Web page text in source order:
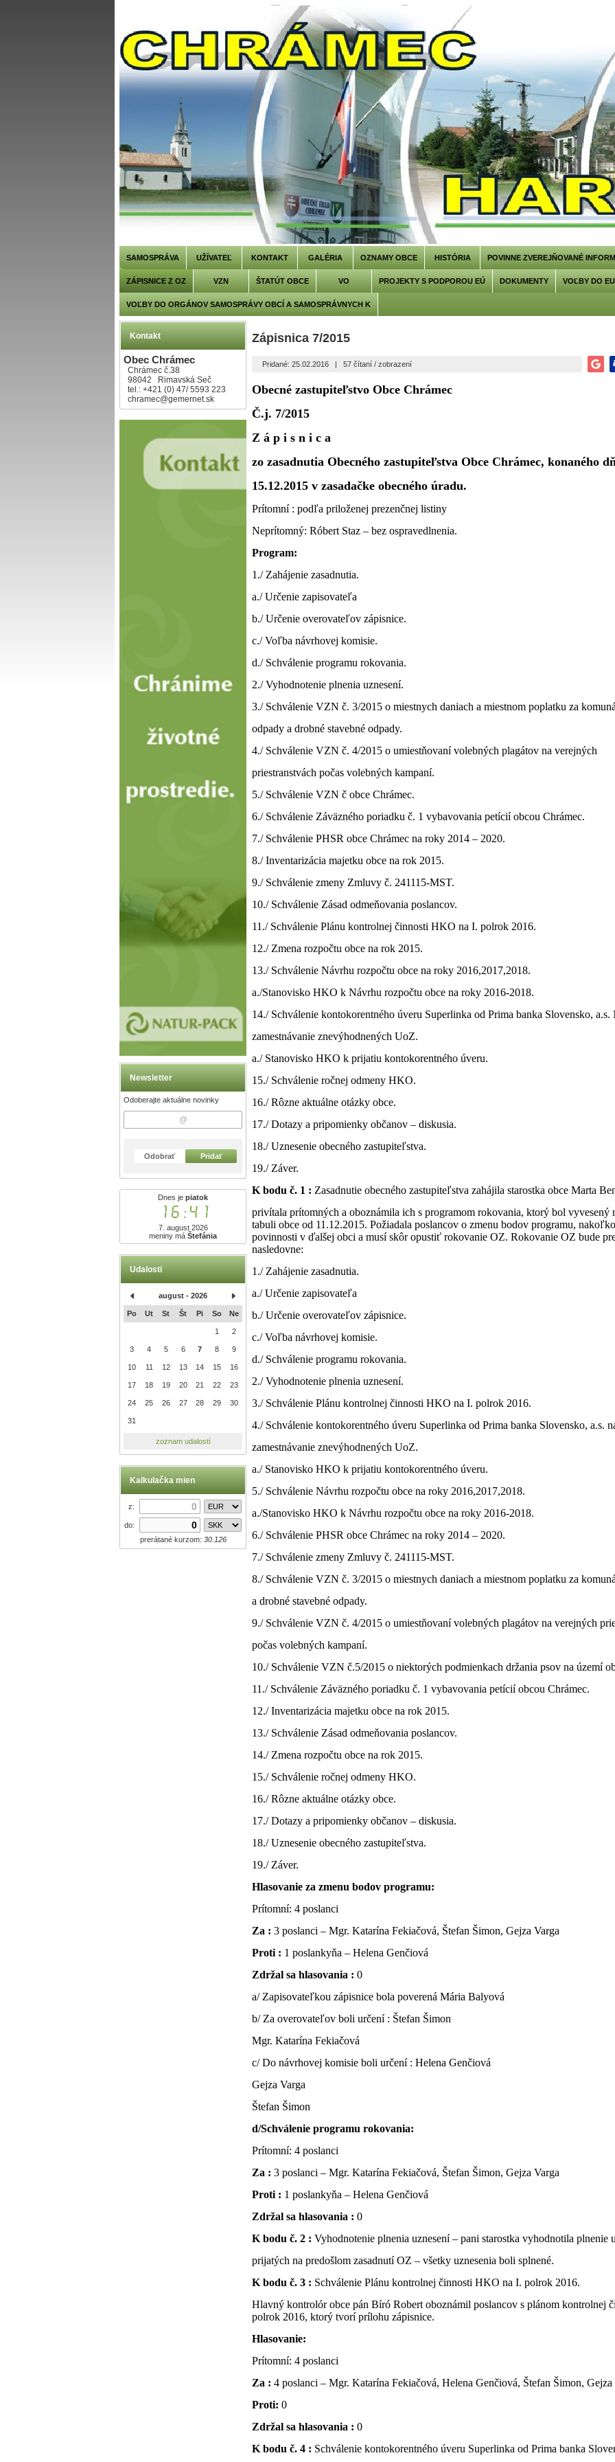
SAMOSPRÁVA UŽÍVATEĽ KONTAKT GALÉRIA OZNAMY OBCE HISTÓRIA POVINNE ZVEREJŇOVANÉ
ZÁPISNICE Z OZ VZN ŠTATÚT OBCE VO PROJEKTY S PODPOROU EÚ DOKUMENTY VOĽBY DO
VOĽBY DO ORGÁNOV SAMOSPRÁVY OBCÍ A SAMOSPRÁVNYCH K
Kontakt
Obec Chrámec
Chrámec č.38
98042 Rimavská Seč
tel.: +421 (0) 47/ 5593 223
chramec@gemernet.sk
Newsletter
Odoberajte aktuálne novinky
Odobrať Pridať
Dnes jepiatok
16:41
7. august 2026
meniny máŠtefánia
Udalosti
august - 2026
Po Ut St Št Pi So Ne
1 2
3 4 5 6 7 8 9
10 11 12 13 14 15 16
17 18 19 20 21 22 23
24 25 26 27 28 29 30
31
zoznam udalostí
Kalkulačka mien
z:
do:
prerátané kurzom: 30.126
Zápisnica 7/2015
Pridané: 25.02.2016 |57 čítaní / zobrazení
Obecné zastupiteľstvo Obce Chrámec
Č.j. 7/2015
Z á p i s n i c a
zo zasadnutia Obecného zastupiteľstva Obce Chrámec, konaného
15.12.2015 v zasadačke obecného úradu.
Prítomní : podľa priloženej prezenčnej listiny
Neprítomný: Róbert Staz – bez ospravedlnenia.
Program:
1./ Zahájenie zasadnutia.
a./ Určenie zapisovateľa
b./ Určenie overovateľov zápisnice.
c./ Voľba návrhovej komisie.
d./ Schválenie programu rokovania.
2./ Vyhodnotenie plnenia uznesení.
3./ Schválenie VZN č. 3/2015 o miestnych daniach a miestnom poplatku za
odpady a drobné stavebné odpady.
4./ Schválenie VZN č. 4/2015 o umiestňovaní volebných plagátov na verejných
priestranstvách počas volebných kampaní.
5./ Schválenie VZN č obce Chrámec.
6./ Schválenie Záväzného poriadku č. 1 vybavovania petícií obcou Chrámec.
7./ Schválenie PHSR obce Chrámec na roky 2014 – 2020.
8./ Inventarizácia majetku obce na rok 2015.
9./ Schválenie zmeny Zmluvy č. 241115-MST.
10./ Schválenie Zásad odmeňovania poslancov.
11./ Schválenie Plánu kontrolnej činnosti HKO na I. polrok 2016.
12./ Zmena rozpočtu obce na rok 2015.
13./ Schválenie Návrhu rozpočtu obce na roky 2016,2017,2018.
a./Stanovisko HKO k Návrhu rozpočtu obce na roky 2016-2018.
14./ Schválenie kontokorentného úveru Superlinka od Prima banka Slovensko, a.s.
zamestnávanie znevýhodnených UoZ.
a./ Stanovisko HKO k prijatiu kontokorentného úveru.
15./ Schválenie ročnej odmeny HKO.
16./ Rôzne aktuálne otázky obce.
17./ Dotazy a pripomienky občanov – diskusia.
18./ Uznesenie obecného zastupiteľstva.
19./ Záver.
K bodu č. 1 : Zasadnutie obecného zastupiteľstva zahájila starostka obce Marta
privítala prítomných a oboznámila ich s programom rokovania, ktorý bol vyvesený
tabuli obce od 11.12.2015. Požiadala poslancov o zmenu bodov programu,
povinnosti v ďalšej obci a musí skôr opustiť rokovanie OZ. Rokovanie OZ bude
nasledovne:
1./ Zahájenie zasadnutia.
a./ Určenie zapisovateľa
b./ Určenie overovateľov zápisnice.
c./ Voľba návrhovej komisie.
d./ Schválenie programu rokovania.
2./ Vyhodnotenie plnenia uznesení.
3./ Schválenie Plánu kontrolnej činnosti HKO na I. polrok 2016.
4./ Schválenie kontokorentného úveru Superlinka od Prima banka Slovensko, a.s.
zamestnávanie znevýhodnených UoZ.
a./ Stanovisko HKO k prijatiu kontokorentného úveru.
5./ Schválenie Návrhu rozpočtu obce na roky 2016,2017,2018.
a./Stanovisko HKO k Návrhu rozpočtu obce na roky 2016-2018.
6./ Schválenie PHSR obce Chrámec na roky 2014 – 2020.
7./ Schválenie zmeny Zmluvy č. 241115-MST.
8./ Schválenie VZN č. 3/2015 o miestnych daniach a miestnom poplatku za
a drobné stavebné odpady.
9./ Schválenie VZN č. 4/2015 o umiestňovaní volebných plagátov na verejných
počas volebných kampaní.
10./ Schválenie VZN č.5/2015 o niektorých podmienkach držania psov na území
11./ Schválenie Záväzného poriadku č. 1 vybavovania petícií obcou Chrámec.
12./ Inventarizácia majetku obce na rok 2015.
13./ Schválenie Zásad odmeňovania poslancov.
14./ Zmena rozpočtu obce na rok 2015.
15./ Schválenie ročnej odmeny HKO.
16./ Rôzne aktuálne otázky obce.
17./ Dotazy a pripomienky občanov – diskusia.
18./ Uznesenie obecného zastupiteľstva.
19./ Záver.
Hlasovanie za zmenu bodov programu:
Prítomní: 4 poslanci
Za :3 poslanci – Mgr. Katarína Fekiačová, Štefan Šimon, Gejza Varga
Proti : 1 poslankyňa – Helena Genčiová
Zdržal sa hlasovania :0
a/ Zapisovateľkou zápisnice bola poverená Mária Balyová
b/ Za overovateľov boli určení : Štefan Šimon
Mgr. Katarína Fekiačová
c/ Do návrhovej komisie boli určení : Helena Genčiová
Gejza Varga
Štefan Šimon
d/Schválenie programu rokovania:
Prítomní: 4 poslanci
Za :3 poslanci – Mgr. Katarína Fekiačová, Štefan Šimon, Gejza Varga
Proti : 1 poslankyňa – Helena Genčiová
Zdržal sa hlasovania :0
K bodu č. 2 : Vyhodnotenie plnenia uznesení – pani starostka vyhodnotila plnenie
prijatých na predošlom zasadnutí OZ – všetky uznesenia boli splnené.
K bodu č. 3 : Schválenie Plánu kontrolnej činnosti HKO na I. polrok 2016.
Hlavný kontrolór obce pán Bíró Robert oboznámil poslancov s plánom kontrolnej
polrok 2016, ktorý tvorí prílohu zápisnice.
Hlasovanie:
Prítomní: 4 poslanci
Za :4 poslanci – Mgr. Katarína Fekiačová, Helena Genčiová, Štefan Šimon, Gejza
Proti:0
Zdržal sa hlasovania :0
K bodu č. 4 : Schválenie kontokorentného úveru Superlinka od Prima banka